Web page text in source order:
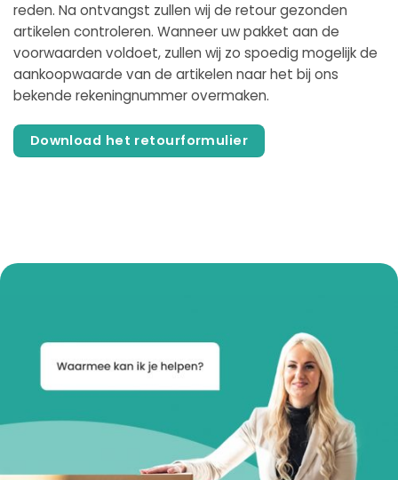
reden. Na ontvangst zullen wij de retour gezonden
artikelen controleren. Wanneer uw pakket aan de
voorwaarden voldoet, zullen wij zo spoedig mogelijk de
aankoopwaarde van de artikelen naar het bij ons
bekende rekeningnummer overmaken.
Download het retourformulier